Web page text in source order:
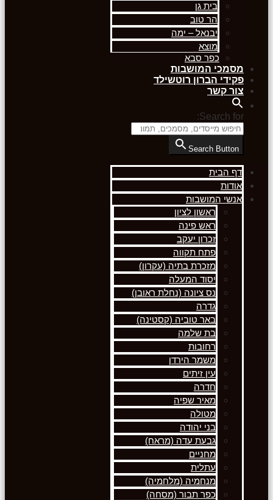
בית גן
הר טוב
יבנאל – ימה
מוצא
כפר סבא
מסמכי המושבות
פקידי הברון רוטשילד
צור קשר
Search for:
Search Button
דף הבית
אודות
אנשי המושבות
ראשון לציון
ראש פינה
זכרון יעקב
פתח תקווה
מזכרת בתיה (עקרון)
יסוד המעלה
נס ציונה (נחלת ראובן)
גדרה
באר טוביה (קסטינה)
בת שלמה
רחובות
משמר הירדן
עין זיתים
חדרה
מאיר שפיה
מטולה
בני יהודה
גבעת עדה (מראח)
מחניים
עתלית
מנחמיה (מלחמיה)
כפר תבור (מסחה)